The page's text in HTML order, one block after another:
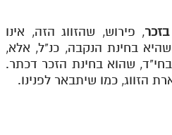
, פירוש, שהזווג הזה, אינו
בחינת הנקבה, כנ"ל, אלא,
שהוא בחינת הזכר דכתר.
הזווג, כמו שיתבאר לפנינו.